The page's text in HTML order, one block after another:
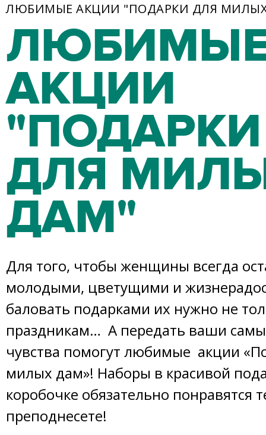
ЛЮБИМЫЕ АКЦИИ "ПОДАРКИ ДЛЯ
АКЦИИ
"ПОДАРКИ
ДЛЯ
ДАМ"
Для того, чтобы женщины всегда
молодыми, цветущими и
баловать подарками их нужно не
праздникам… А передать ваши
чувства помогут любимые акции
милых дам»! Наборы в красивой
коробочке обязательно понравятся
преподнесете!